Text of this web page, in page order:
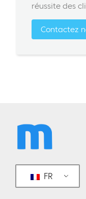
réussite des
Contactez
FR